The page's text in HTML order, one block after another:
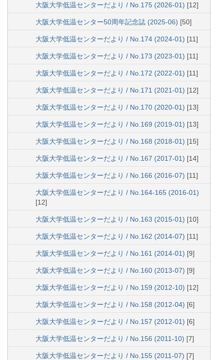
大阪大学低温センターだより / No.175 (2026-01) [12]
大阪大学低温センター50周年記念誌 (2025-06) [50]
大阪大学低温センターだより / No.174 (2024-01) [11]
大阪大学低温センターだより / No.173 (2023-01) [11]
大阪大学低温センターだより / No.172 (2022-01) [11]
大阪大学低温センターだより / No.171 (2021-01) [12]
大阪大学低温センターだより / No.170 (2020-01) [13]
大阪大学低温センターだより / No.169 (2019-01) [13]
大阪大学低温センターだより / No.168 (2018-01) [15]
大阪大学低温センターだより / No.167 (2017-01) [14]
大阪大学低温センターだより / No.166 (2016-07) [11]
大阪大学低温センターだより / No.164-165 (2016-01)
[12]
大阪大学低温センターだより / No.163 (2015-01) [10]
大阪大学低温センターだより / No.162 (2014-07) [11]
大阪大学低温センターだより / No.161 (2014-01) [9]
大阪大学低温センターだより / No.160 (2013-07) [9]
大阪大学低温センターだより / No.159 (2012-10) [12]
大阪大学低温センターだより / No.158 (2012-04) [6]
大阪大学低温センターだより / No.157 (2012-01) [6]
大阪大学低温センターだより / No.156 (2011-10) [7]
大阪大学低温センターだより / No.155 (2011-07) [7]